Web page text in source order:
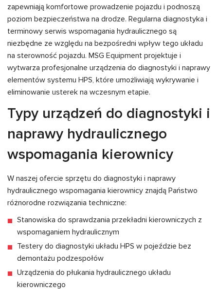
zapewniają komfortowe prowadzenie pojazdu i podnoszą
poziom bezpieczeństwa na drodze. Regularna diagnostyka i
terminowy serwis wspomagania hydraulicznego są
niezbędne ze względu na bezpośredni wpływ tego układu
na sterowność pojazdu. MSG Equipment projektuje i
wytwarza profesjonalne urządzenia do diagnostyki i naprawy
elementów systemu HPS, które umożliwiają wykrywanie i
eliminowanie usterek na wczesnym etapie.
Typy urządzeń do diagnostyki i
naprawy hydraulicznego
wspomagania kierownicy
W naszej ofercie sprzętu do diagnostyki i naprawy
hydraulicznego wspomagania kierownicy znajdą Państwo
różnorodne rozwiązania techniczne:
Stanowiska do sprawdzania przekładni kierowniczych z
wspomaganiem hydraulicznym
Testery do diagnostyki układu HPS w pojeździe bez
demontażu podzespołów
Urządzenia do płukania hydraulicznego układu
kierowniczego